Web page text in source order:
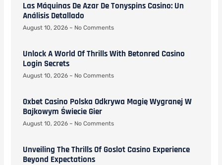
Las Máquinas De Azar De Tonyspins Casino: Un
Análisis Detallado
August 10, 2026 No Comments
Unlock A World Of Thrills With Betonred Casino
Login Secrets
August 10, 2026 No Comments
0xbet Casino Polska Odkrywa Magię Wygranej W
Bajkowym Świecie Gier
August 10, 2026 No Comments
Unveiling The Thrills Of Goslot Casino Experience
Beyond Expectations